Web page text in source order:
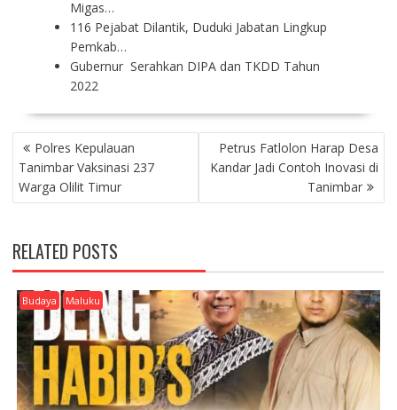
Migas…
116 Pejabat Dilantik, Duduki Jabatan Lingkup
Pemkab…
Gubernur Serahkan DIPA dan TKDD Tahun
2022
P
O
S
T
A
V
I
G
A
T
O
N
Polres Kepulauan
Tanimbar Vaksinasi 237
Warga Olilit Timur
Petrus Fatlolon Harap Desa
Kandar Jadi Contoh Inovasi di
Tanimbar
RELATED POSTS
Budaya Maluku